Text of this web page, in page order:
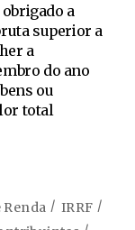
a
superior a
a
do ano
ou
total
IRRF